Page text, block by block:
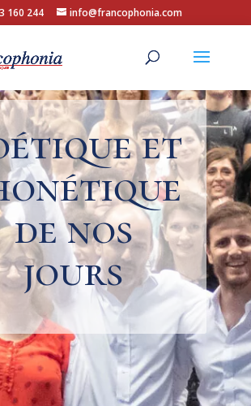
160 244 info@francophonia.com
et
de nos
jours